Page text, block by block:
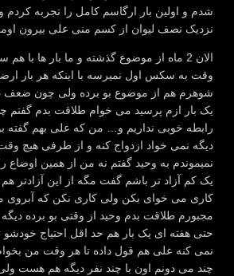
شدم و اولین بار ارگاسم کامل را تجربه
نزدیک نصف لیوان از کسم منی علی بیرون
الان 2 ماه از موضوع گذشته و ما بار ها
وقت به سکس اول نمیرسه با اینکه هر بار
شوهرم هم از موضوع بو برده ولی چون ضعف
یک بار ازم پرسید می خوام طلاقت بدم گفتم
دیگه نمی خواد ازدواج کنه و از طرفی هیچ
نمیموندم به وحید گفتم نه من از همین
یک کم آزاد تر باشم گفت مگه از این آزادتر
کاری می خوای بکن ولی کاری نکن که
مجبورم طلاقت بدم وحید از وقتی بو برده
حتی هفته ای یک بار هم حد اقل احتیاج
نمی کنه علی هم قول داده تا هر وقت من
چند می دونم اون با چند نفر دیگه هم هست